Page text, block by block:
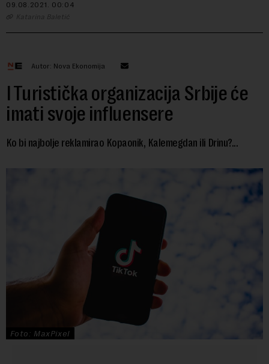
09.08.2021. 00:04
Katarina Baletić
Autor: Nova Ekonomija
I Turistička organizacija Srbije će
imati svoje influensere
Ko bi najbolje reklamirao Kopaonik, Kalemegdan ili Drinu?...
Foto: MaxPixel